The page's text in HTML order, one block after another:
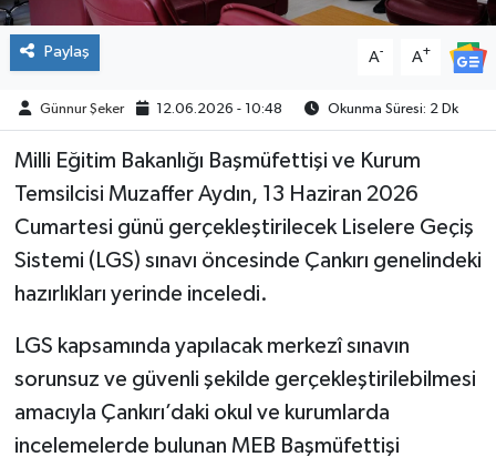
Paylaş A- A+
Günnur Şeker 12.06.2026 - 10:48 Okunma Süresi: 2 Dk
Milli Eğitim Bakanlığı Başmüfettişi ve Kurum
Temsilcisi Muzaffer Aydın, 13 Haziran 2026
Cumartesi günü gerçekleştirilecek Liselere Geçiş
Sistemi (LGS) sınavı öncesinde Çankırı genelindeki
hazırlıkları yerinde inceledi.
LGS kapsamında yapılacak merkezî sınavın
sorunsuz ve güvenli şekilde gerçekleştirilebilmesi
amacıyla Çankırı’daki okul ve kurumlarda
incelemelerde bulunan MEB Başmüfettişi
TURİZM
MAGAZİN
VEFAT
BİLİM&TEKNOLOJİ
BÖLGE
TÜRKİYE
DÜNYA